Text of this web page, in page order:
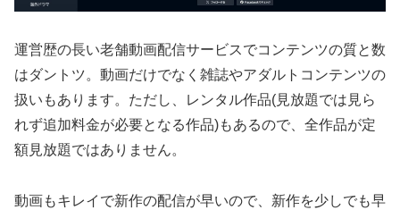
運営歴の長い老舗動画配信サービスでコンテンツの質と数
はダントツ。動画だけでなく雑誌やアダルトコンテンツの
扱いもあります。ただし、レンタル作品(見放題では見ら
れず追加料金が必要となる作品)もあるので、全作品が定
額見放題ではありません。
動画もキレイで新作の配信が早いので、新作を少しでも早